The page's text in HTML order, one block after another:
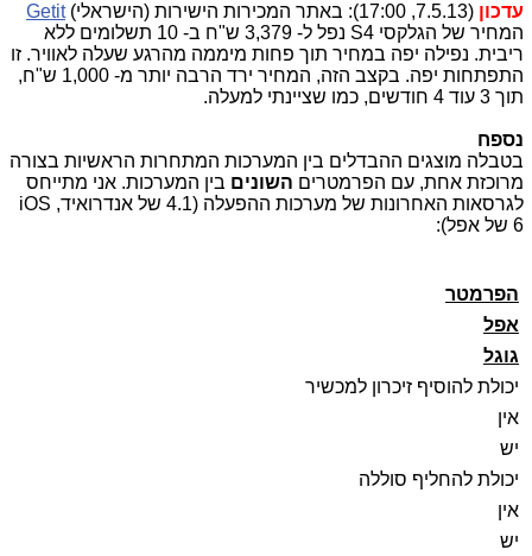
עדכון (7.5.13, 17:00): באתר המכירות הישירות (הישראלי)
Getit
המחיר של הגלקסי S4 נפל ל- 3,379 ש"ח ב- 10 תשלומים ללא
ריבית. נפילה יפה במחיר תוך פחות מיממה מהרגע שעלה לאוויר. זו
התפתחות יפה. בקצב הזה, המחיר ירד הרבה יותר מ- 1,000 ש"ח,
תוך 3 עוד 4 חודשים, כמו שציינתי למעלה.
נספח
בטבלה מוצגים ההבדלים בין המערכות המתחרות הראשיות בצורה
מרוכזת אחת, עם הפרמטרים השונים בין המערכות. אני מתייחס
לגרסאות האחרונות של מערכות ההפעלה (4.1 של אנדרואיד, iOS
6 של אפל):
הפרמטר
אפל
גוגל
יכולת להוסיף זיכרון למכשיר
אין
יש
יכולת להחליף סוללה
אין
יש